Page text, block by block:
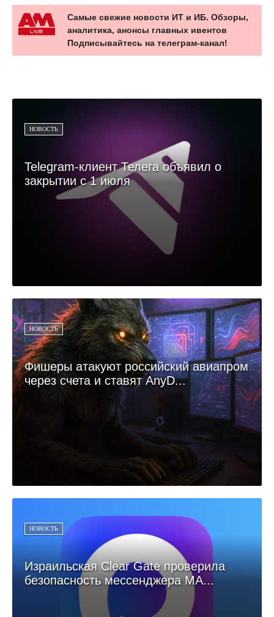
Самые свежие новости ИТ и ИБ. Обзоры,
аналитика, анонсы главных ивентов
Подписывайтесь на телеграм-канал!
НОВОСТЬ
Telegram-клиент Телега объявил о
закрытии с 1 июля
НОВОСТЬ
Фишеры атакуют российский авиапром
через счета и ставят AnyD...
НОВОСТЬ
Израильская Clear Gate проверила
безопасность мессенджера МА...